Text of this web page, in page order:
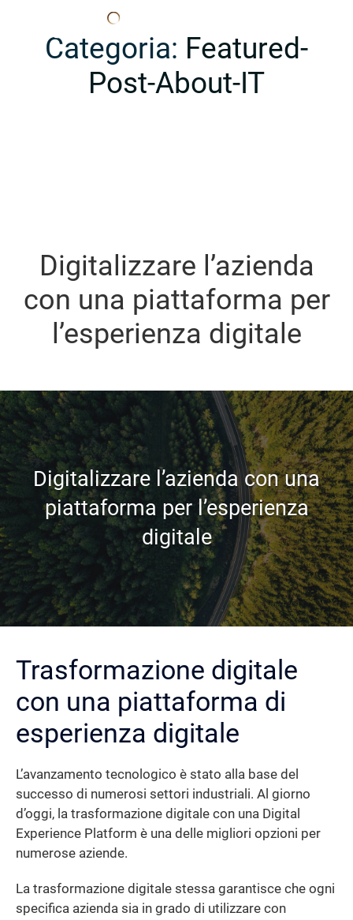
Categoria: Featured-
Post-About-IT
Digitalizzare l’azienda
con una piattaforma per
l’esperienza digitale
Digitalizzare l’azienda con una
piattaforma per l’esperienza
digitale
Trasformazione digitale
con una piattaforma di
esperienza digitale
L’avanzamento tecnologico è stato alla base del
successo di numerosi settori industriali. Al giorno
d’oggi, la trasformazione digitale con una Digital
Experience Platform è una delle migliori opzioni per
numerose aziende.
La trasformazione digitale stessa garantisce che ogni
specifica azienda sia in grado di utilizzare con